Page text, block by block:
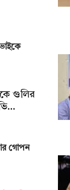
গুলির
গোপন